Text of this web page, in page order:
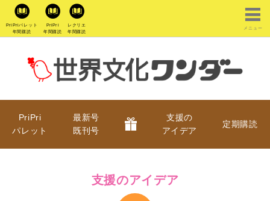
PriPriパレット
年間購読
PriPri
年間購読
レクリエ
年間購読
メニュー
PriPri
パレット
最新号
既刊号
支援の
アイデア
定期購読
支援のアイデア